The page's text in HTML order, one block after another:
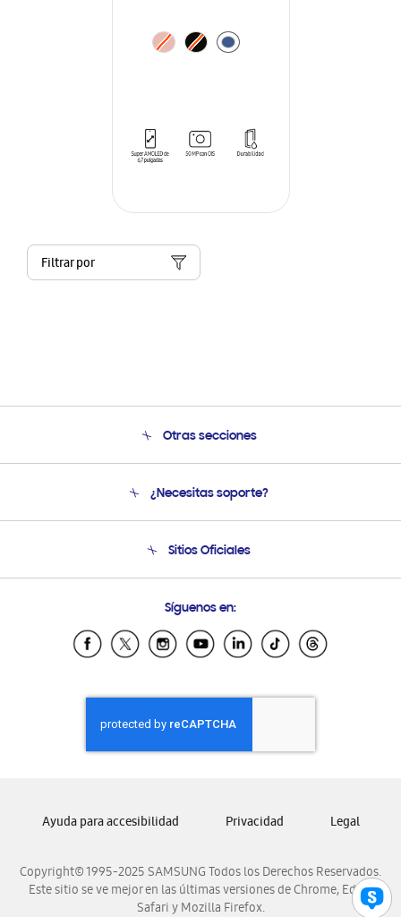
Filtrar por
Otras secciones
Soporte
Condiciones de Compra
¿Necesitas soporte?
Soporte vía eMail
Sitios Oficiales
Samsung Ecuador
Samsung El Salvador
Samsung Honduras
Samsung Nicaragua
Samsung Panamá
Samsung Venezuela
Síguenos en:
Copyright© 1995-2025 SAMSUNG Todos los Derechos Reservados.
Este sitio se ve mejor en las últimas versiones de Chrome, Edge,
Safari y Mozilla Firefox.
Ayuda para accesibilidad Privacidad Legal